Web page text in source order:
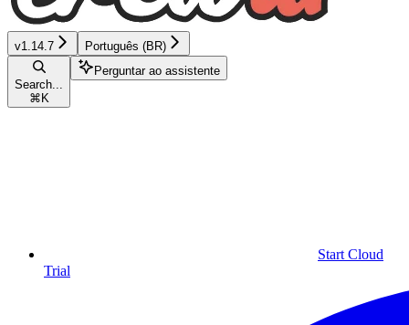
v1.14.7 Português (BR)
Search...
⌘ K
Perguntar ao assistente
Start Cloud
Trial